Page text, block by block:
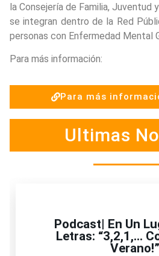
la Consejería de Familia, Juventud
se integran dentro de la Red
personas con Enfermedad Mental
Para más información:
Para más
Ultimas
Podcast| En Un
Letras: “3,2,1,…
Verano!”